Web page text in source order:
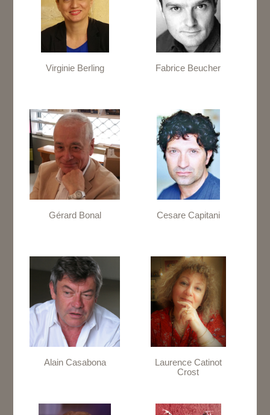
Virginie Berling Fabrice Beucher
Gérard Bonal Cesare Capitani
Alain Casabona
Laurence Catinot
Crost